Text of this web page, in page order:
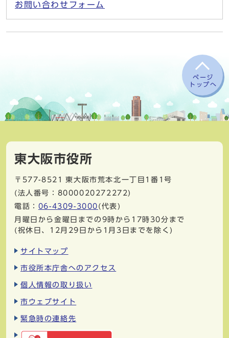
お問い合わせフォーム
ページ
トップへ
東大阪市役所
〒577-8521
東大阪市荒本北一丁目1番1号
(法人番号：8000020272272)
電話： 06-4309-3000 (代表)
月曜日から金曜日までの9時から17時30分まで
(祝休日、12月29日から1月3日までを除く)
サイトマップ
市役所本庁舎へのアクセス
個人情報の取り扱い
市ウェブサイト
緊急時の連絡先